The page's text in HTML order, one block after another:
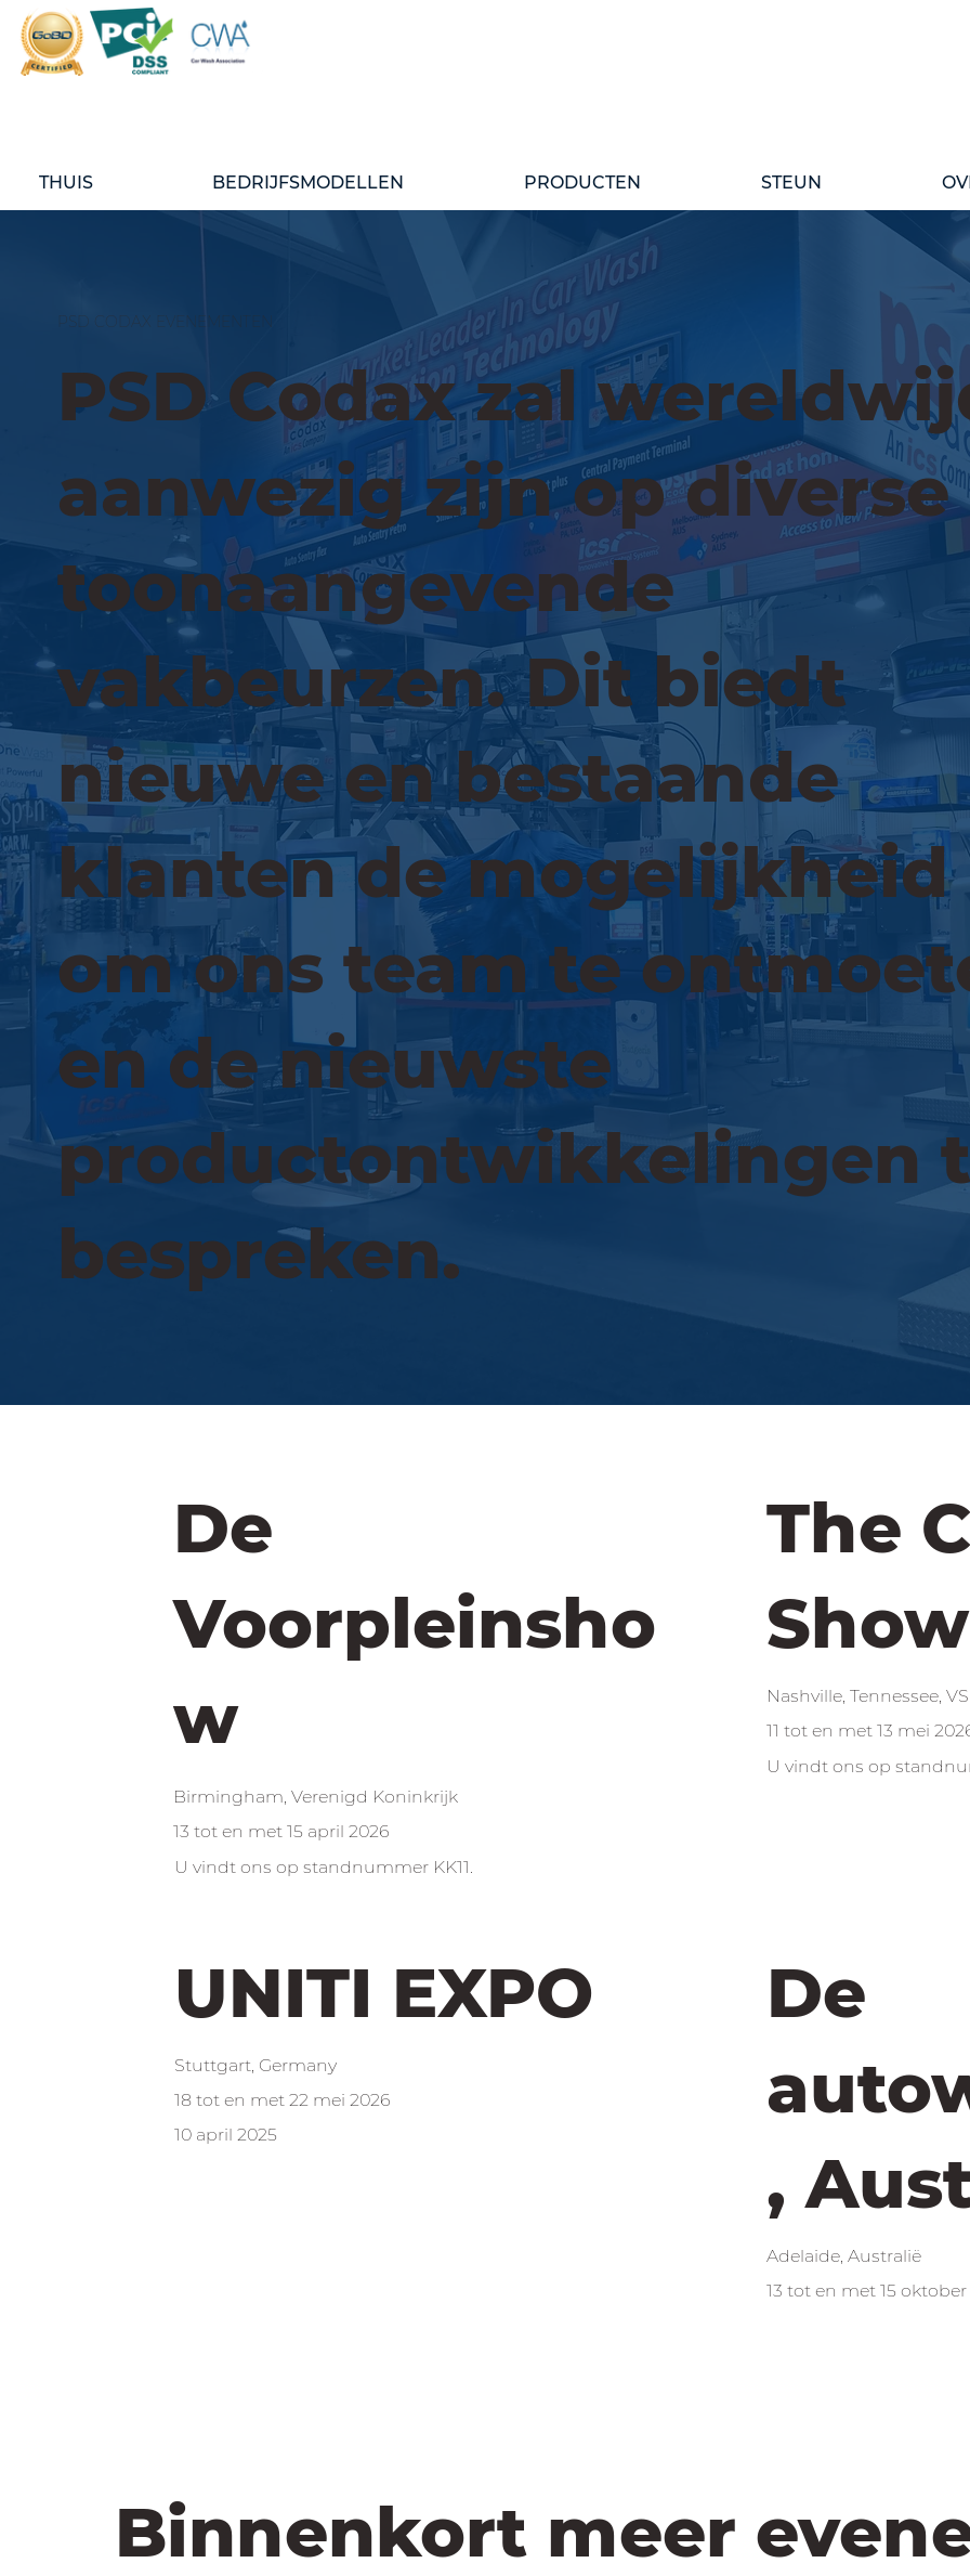
THUIS BEDRIJFSMODELLEN PRODUCTEN STEUN
PSD CODAX EVENEMENTEN
PSD Codax zal
aanwezig zijn op diverse
toonaangevende
vakbeurzen. Dit biedt
nieuwe en bestaande
klanten de mogelijkheid
om ons team te
en de nieuwste
productontwikkelingen
bespreken.
De
Voorpleinsho
w
Birmingham, Verenigd Koninkrijk
13 tot en met 15 april 2026
U vindt ons op standnummer KK11.
The
Show
Nashville, Tennessee, VS
11 tot en met 13 mei
U vindt ons op
UNITI EXPO
18 tot en met 22 mei 2026
10 april 2025
Stuttgart, Germany
De
,
Adelaide, Australië
13 tot en met 15
Binnenkort meer